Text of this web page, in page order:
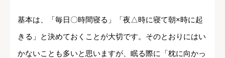
基本は、「毎日〇時間寝る」「夜△時に寝て朝×時に起
きる」と決めておくことが大切です。そのとおりにはい
かないことも多いと思いますが、眠る際に「枕に向かっ